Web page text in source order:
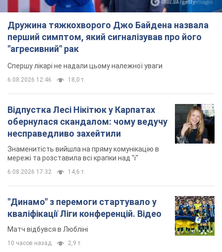
Дружина тяжкохворого Джо Байдена назвала
перший симптом, який сигналізував про його
"агресивний" рак
Спершу лікарі не надали цьому належної уваги
6.08.2026 12:46 18,0 т.
Відпустка Лесі Нікітюк у Карпатах
обернулася скандалом: чому ведучу
несправедливо захейтили
Знаменитість вийшла на пряму комунікацію в
мережі та розставила всі крапки над "і"
6.08.2026 17:32 14,6 т.
"Динамо" з перемоги стартувало у
кваліфікації Ліги конференцій. Відео
Матч відбувся в Любліні
10 часов назад 2,9 т.